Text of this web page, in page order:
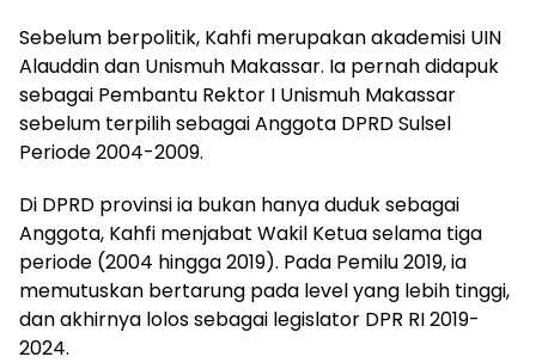
Sebelum berpolitik, Kahfi merupakan akademisi UIN
Alauddin dan Unismuh Makassar. Ia pernah didapuk
sebagai Pembantu Rektor I Unismuh Makassar
sebelum terpilih sebagai Anggota DPRD Sulsel
Periode 2004-2009.
Di DPRD provinsi ia bukan hanya duduk sebagai
Anggota, Kahfi menjabat Wakil Ketua selama tiga
periode (2004 hingga 2019). Pada Pemilu 2019, ia
memutuskan bertarung pada level yang lebih tinggi,
dan akhirnya lolos sebagai legislator DPR RI 2019-
2024.